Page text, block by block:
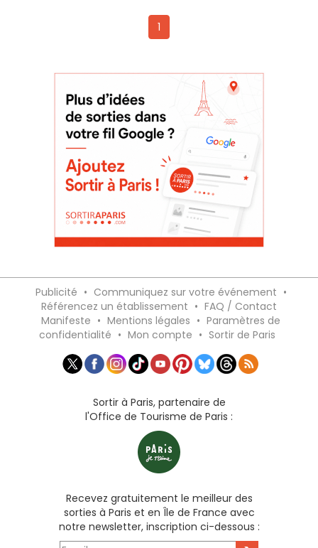
1
Publicité • Communiquez sur votre événement •
Référencez un établissement • FAQ / Contact
Manifeste • Mentions légales • Paramètres de
confidentialité • Mon compte • Sortir de Paris
Sortir à Paris, partenaire de
l'Office de Tourisme de Paris :
Recevez gratuitement le meilleur des
sorties à Paris et en Île de France avec
notre newsletter, inscription ci-dessous :